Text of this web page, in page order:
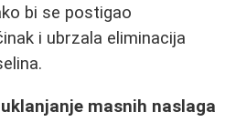
bi se postigao
i ubrzala eliminacija
masnih naslaga